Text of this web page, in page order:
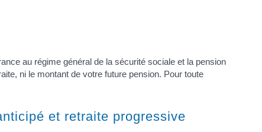
au régime général de la sécurité sociale et la pension
ni le montant de votre future pension. Pour toute
et retraite progressive